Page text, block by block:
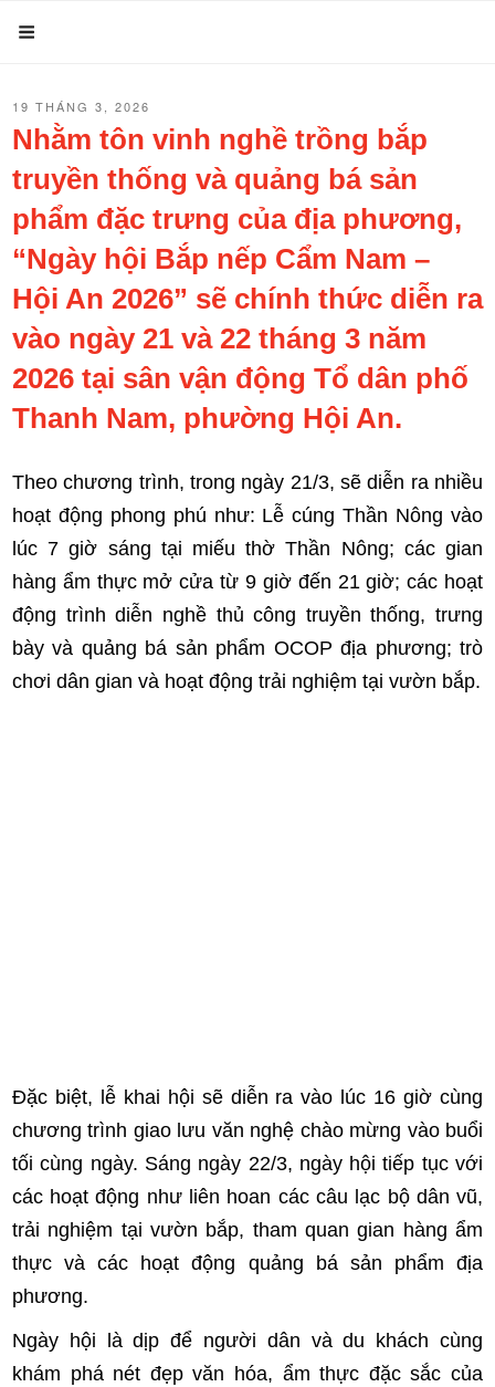
đến
nội
dung
ĐĂNG
TRONG
19 THÁNG 3, 2026
Nhằm tôn vinh nghề trồng bắp
truyền thống và quảng bá sản
phẩm đặc trưng của địa phương,
“Ngày hội Bắp nếp Cẩm Nam –
Hội An 2026” sẽ chính thức diễn ra
vào ngày 21 và 22 tháng 3 năm
2026 tại sân vận động Tổ dân phố
Thanh Nam, phường Hội An.
Theo chương trình, trong ngày 21/3, sẽ diễn ra nhiều
hoạt động phong phú như: Lễ cúng Thần Nông vào
lúc 7 giờ sáng tại miếu thờ Thần Nông; các gian
hàng ẩm thực mở cửa từ 9 giờ đến 21 giờ; các hoạt
động trình diễn nghề thủ công truyền thống, trưng
bày và quảng bá sản phẩm OCOP địa phương; trò
chơi dân gian và hoạt động trải nghiệm tại vườn bắp.
Đặc biệt, lễ khai hội sẽ diễn ra vào lúc 16 giờ cùng
chương trình giao lưu văn nghệ chào mừng vào buổi
tối cùng ngày. Sáng ngày 22/3, ngày hội tiếp tục với
các hoạt động như liên hoan các câu lạc bộ dân vũ,
trải nghiệm tại vườn bắp, tham quan gian hàng ẩm
thực và các hoạt động quảng bá sản phẩm địa
phương.
Ngày hội là dịp để người dân và du khách cùng
khám phá nét đẹp văn hóa, ẩm thực đặc sắc của